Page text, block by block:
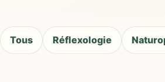
Tous Réflexologie